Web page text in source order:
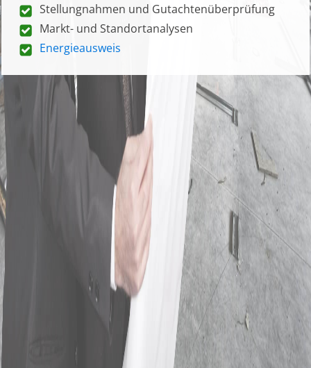
Stellungnahmen und Gutachtenüberprüfung
Markt- und Standortanalysen
Energieausweis